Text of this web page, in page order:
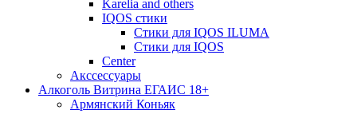
Karelia and others
IQOS стики
Стики для IQOS ILUMA
Стики для IQOS
Сenter
Акссессуары
Алкоголь Витрина ЕГАИС 18+
Армянский Коньяк